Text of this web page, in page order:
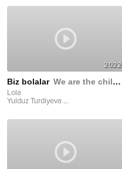
2022
Biz bolalar We are the children
Lola
Yulduz Turdiyeva ...